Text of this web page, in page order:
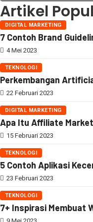
Artikel
DIGITAL MARKETING
7 Contoh Brand
4 Mei 2023
TEKNOLOGI
Perkembangan
22 Februari 2023
DIGITAL MARKETING
Apa Itu Affiliate
15 Februari 2023
TEKNOLOGI
5 Contoh Aplikasi
23 Februari 2023
TEKNOLOGI
7+ Inspirasi Membuat